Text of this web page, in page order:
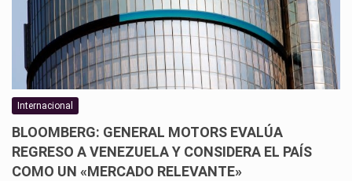
Internacional
BLOOMBERG: GENERAL MOTORS EVALÚA
REGRESO A VENEZUELA Y CONSIDERA EL PAÍS
COMO UN «MERCADO RELEVANTE»